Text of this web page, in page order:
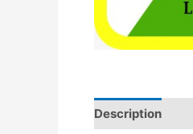
Description